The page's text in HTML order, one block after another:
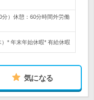
）休憩：60分時間外労働
* 年末年始休暇* 有給休暇
気になる